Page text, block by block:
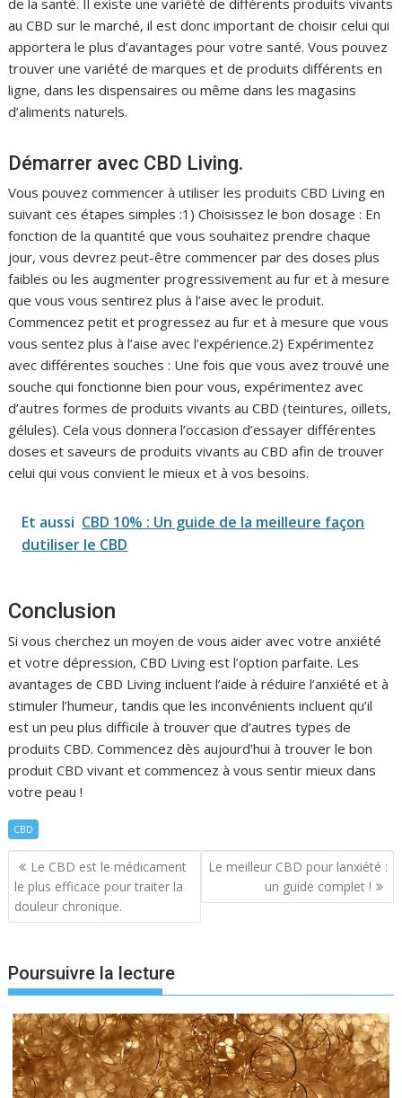
au CBD sur le marché, il est donc important de choisir celui qui
apportera le plus d’avantages pour votre santé. Vous pouvez
trouver une variété de marques et de produits différents en
ligne, dans les dispensaires ou même dans les magasins
d’aliments naturels.
Démarrer avec CBD Living.
Vous pouvez commencer à utiliser les produits CBD Living en
suivant ces étapes simples :1) Choisissez le bon dosage : En
fonction de la quantité que vous souhaitez prendre chaque
jour, vous devrez peut-être commencer par des doses plus
faibles ou les augmenter progressivement au fur et à mesure
que vous vous sentirez plus à l’aise avec le produit.
Commencez petit et progressez au fur et à mesure que vous
vous sentez plus à l’aise avec l’expérience.2) Expérimentez
avec différentes souches : Une fois que vous avez trouvé une
souche qui fonctionne bien pour vous, expérimentez avec
d’autres formes de produits vivants au CBD (teintures, oillets,
gélules). Cela vous donnera l’occasion d’essayer différentes
doses et saveurs de produits vivants au CBD afin de trouver
celui qui vous convient le mieux et à vos besoins.
Et aussi CBD 10% : Un guide de la meilleure façon
dutiliser le CBD
Conclusion
Si vous cherchez un moyen de vous aider avec votre anxiété
et votre dépression, CBD Living est l’option parfaite. Les
avantages de CBD Living incluent l’aide à réduire l’anxiété et à
stimuler l’humeur, tandis que les inconvénients incluent qu’il
est un peu plus difficile à trouver que d’autres types de
produits CBD. Commencez dès aujourd’hui à trouver le bon
produit CBD vivant et commencez à vous sentir mieux dans
votre peau !
CBD
Navigation
de
l’article
Le CBD est le médicament
le plus efficace pour traiter la
douleur chronique.
Le meilleur CBD pour lanxiété :
un guide complet !
Poursuivre la lecture